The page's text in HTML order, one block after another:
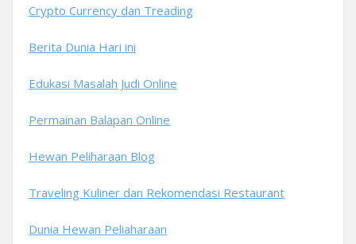
Crypto Currency dan Treading
Berita Dunia Hari ini
Edukasi Masalah Judi Online
Permainan Balapan Online
Hewan Peliharaan Blog
Traveling Kuliner dan Rekomendasi Restaurant
Dunia Hewan Peliaharaan